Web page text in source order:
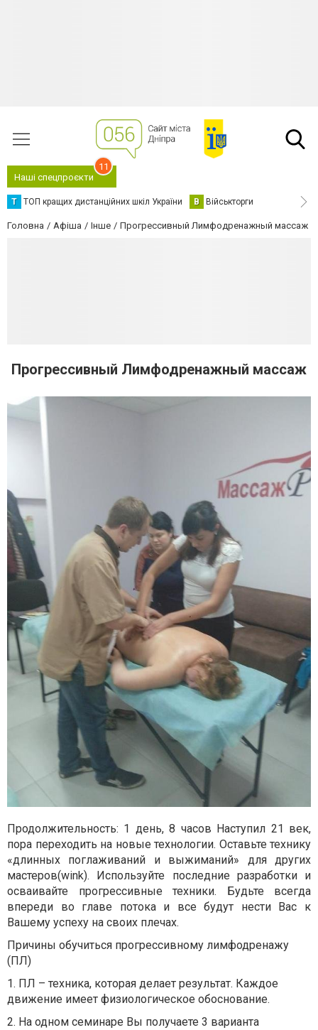
Наші спецпроєкти
11
Т ТОП кращих дистанційних шкіл України В Військторги
Головна Афіша Інше Прогрессивный Лимфодренажный массаж
Прогрессивный Лимфодренажный массаж
Продолжительность: 1 день, 8 часов Наступил 21 век,
пора переходить на новые технологии. Оставьте технику
«длинных поглаживаний и выжиманий» для других
мастеров(wink). Используйте последние разработки и
осваивайте прогрессивные техники. Будьте всегда
впереди во главе потока и все будут нести Вас к
Вашему успеху на своих плечах.
Причины обучиться прогрессивному лимфодренажу
(ПЛ)
1. ПЛ – техника, которая делает результат. Каждое
движение имеет физиологическое обоснование.
2. На одном семинаре Вы получаете 3 варианта